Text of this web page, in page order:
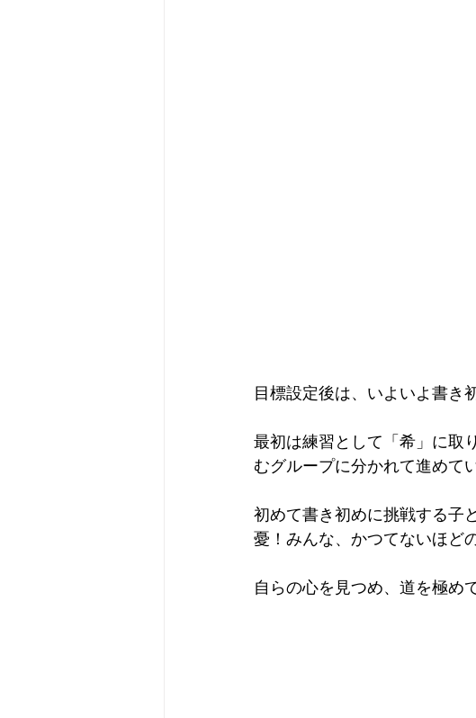
目標設定後は、いよいよ書き
最初は練習として「希」に取
むグループに分かれて進めて
初めて書き初めに挑戦する子
憂！みんな、かつてないほど
自らの心を見つめ、道を極め